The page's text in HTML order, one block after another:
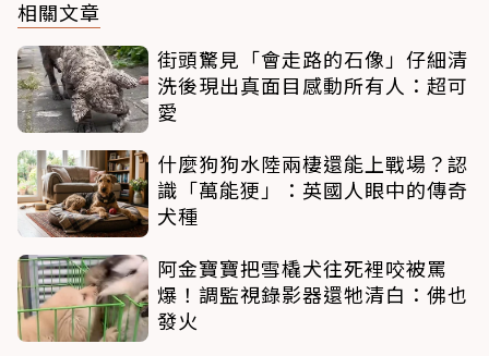
相關文章
街頭驚見「會走路的石像」仔細清
洗後現出真面目感動所有人：超可
愛
什麼狗狗水陸兩棲還能上戰場？認
識「萬能㹴」：英國人眼中的傳奇
犬種
阿金寶寶把雪橇犬往死裡咬被罵
爆！調監視錄影器還牠清白：佛也
發火